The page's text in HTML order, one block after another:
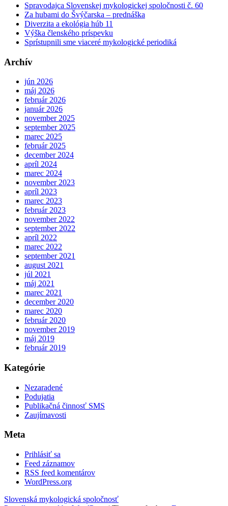
Spravodajca Slovenskej mykologickej spoločnosti č. 60
Za hubami do Švýčarska – prednáška
Diverzita a ekológia húb 11
Výška členského príspevku
Sprístupnili sme viaceré mykologické periodiká
Archív
jún 2026
máj 2026
február 2026
január 2026
november 2025
september 2025
marec 2025
február 2025
december 2024
apríl 2024
marec 2024
november 2023
apríl 2023
marec 2023
február 2023
november 2022
september 2022
apríl 2022
marec 2022
september 2021
august 2021
júl 2021
máj 2021
marec 2021
december 2020
marec 2020
február 2020
november 2019
máj 2019
február 2019
Kategórie
Nezaradené
Podujatia
Publikačná činnosť SMS
Zaujímavosti
Meta
Prihlásiť sa
Feed záznamov
RSS feed komentárov
WordPress.org
Slovenská mykologická spoločnosť